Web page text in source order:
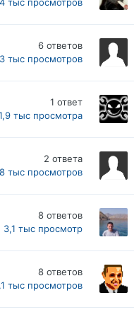
тыс просмотров
6 ответов
тыс просмотров
1 ответ
тыс просмотра
2 ответа
тыс просмотров
8 ответов
3,1 тыс просмотр
8 ответов
тыс просмотров